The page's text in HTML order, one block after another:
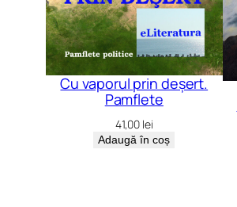
Cu vaporul prin deșert.
Pamflete
41,00 lei
Adaugă în coș